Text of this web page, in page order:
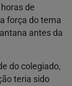
de
força do tema
antes da
do colegiado,
teria sido